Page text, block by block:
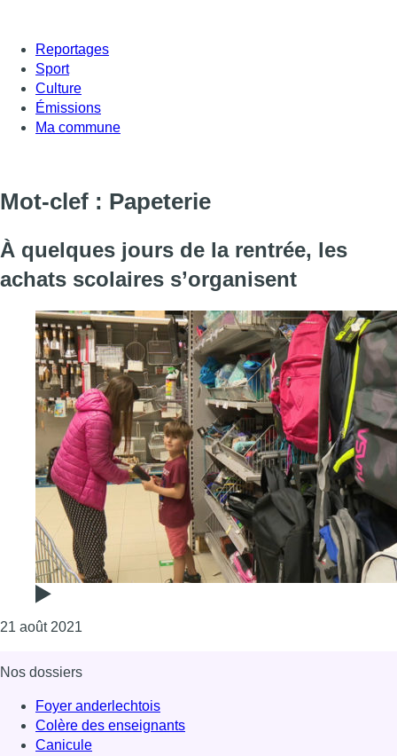
Reportages
Sport
Culture
Émissions
Ma commune
Mot-clef : Papeterie
À quelques jours de la rentrée, les
achats scolaires s’organisent
21 août 2021
Nos dossiers
Foyer anderlechtois
Colère des enseignants
Canicule